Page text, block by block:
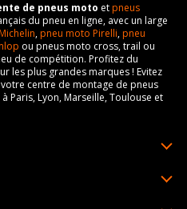
de pneus moto etpneus
du pneu en ligne, avec un large
,pneu moto Pirelli,pneu
ou pneus moto cross, trail ou
de compétition. Profitez du
les plus grandes marques ! Evitez
centre de montage de pneus
à Paris, Lyon, Marseille, Toulouse et